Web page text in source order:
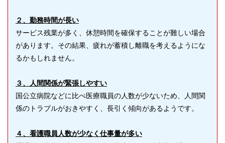
２、勤務時間が長い
サービス残業が多く、休憩時間を確保することが難しい場合
があります。その結果、疲れが蓄積し離職を考えるようにな
るかもしれません。
３、人間関係が緊張しやすい
国公立病院などに比べ医療職員の人数が少ないため、人間関
係のトラブルがおきやすく、長引く傾向があるようです。
４、看護職員人数が少なく仕事量が多い